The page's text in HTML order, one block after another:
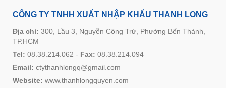
CÔNG TY TNHH XUẤT NHẬP KHẨU THANH LONG
Địa chỉ: 300, Lầu 3, Nguyễn Công Trứ, Phường Bến Thành,
TP.HCM
Tel: 08.38.214.062 - Fax: 08.38.214.094
Email: ctythanhlongq@gmail.com
Website: www.thanhlongquyen.com